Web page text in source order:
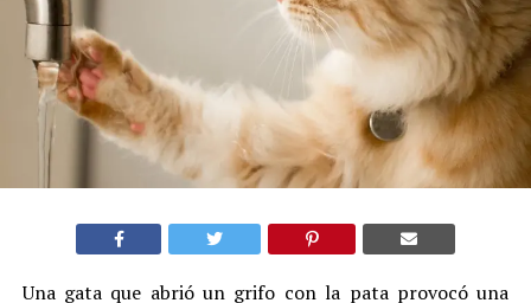
Una gata que abrió un grifo con la pata provocó una